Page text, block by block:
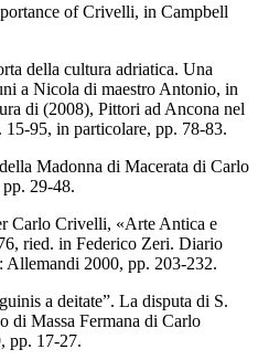
of Crivelli, in Campbell
della cultura adriatica. Una
a Nicola di maestro Antonio, in
di (2008), Pittori ad Ancona nel
95, in particolare, pp. 78-83.
Madonna di Macerata di Carlo
29-48.
Carlo Crivelli, «Arte Antica e
ried. in Federico Zeri. Diario
2000, pp. 203-232.
a deitate”. La disputa di S.
di Massa Fermana di Carlo
pp. 17-27.